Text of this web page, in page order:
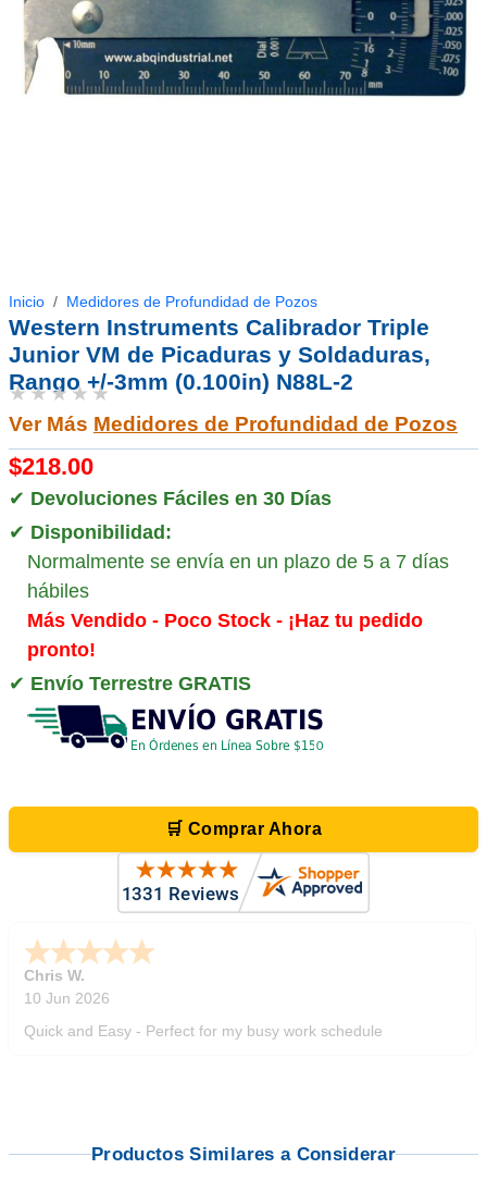
Inicio Medidores de Profundidad de Pozos
Western Instruments Calibrador Triple
Junior VM de Picaduras y Soldaduras,
Rango +/-3mm (0.100in) N88L-2
★★★★★
Ver Más Medidores de Profundidad de Pozos
$218.00
✔ Devoluciones Fáciles en 30 Días
✔ Disponibilidad:
Normalmente se envía en un plazo de 5 a 7 días
hábiles
Más Vendido - Poco Stock - ¡Haz tu pedido
pronto!
✔ Envío Terrestre GRATIS
🛒 Comprar Ahora
Zi -TX,united states
5 Jun 2026
outstanding service. great product
Productos Similares a Considerar